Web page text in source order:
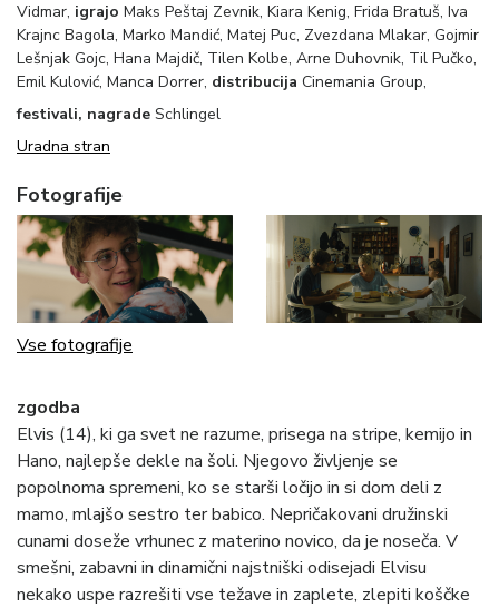
Vidmar, igrajo Maks Peštaj Zevnik, Kiara Kenig, Frida Bratuš, Iva
Krajnc Bagola, Marko Mandić, Matej Puc, Zvezdana Mlakar, Gojmir
Lešnjak Gojc, Hana Majdič, Tilen Kolbe, Arne Duhovnik, Til Pučko,
Emil Kulović, Manca Dorrer, distribucija Cinemania Group,
festivali, nagrade Schlingel
Uradna stran
Fotografije
Vse fotografije
zgodba
Elvis (14), ki ga svet ne razume, prisega na stripe, kemijo in
Hano, najlepše dekle na šoli. Njegovo življenje se
popolnoma spremeni, ko se starši ločijo in si dom deli z
mamo, mlajšo sestro ter babico. Nepričakovani družinski
cunami doseže vrhunec z materino novico, da je noseča. V
smešni, zabavni in dinamični najstniški odisejadi Elvisu
nekako uspe razrešiti vse težave in zaplete, zlepiti koščke